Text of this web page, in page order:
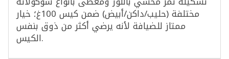
مختلفة (حليب/داكن/أبيض) ضمن كيس 100غ؛ خيار
ممتاز للضيافة لأنه يرضي أكثر من ذوق بنفس
الكيس.